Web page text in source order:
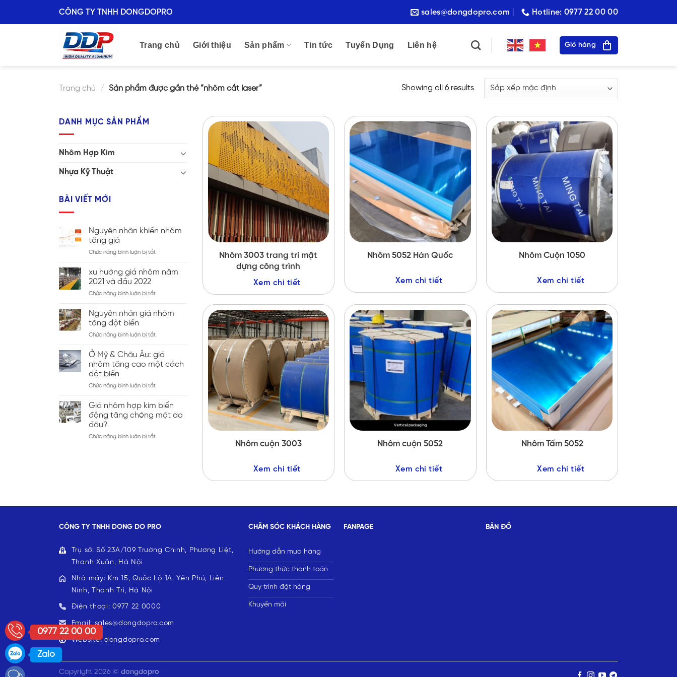
CÔNG TY TNHH DONGDOPRO sales@dongdopro.com Hotline: 0977 22 00 00
Trang chủ Giới thiệu Sản phẩm Tin tức Tuyển Dụng Liên hệ Giỏ hàng
Trang chủ / Sản phẩm được gắn thẻ “nhôm cắt laser” Showing all 6 results
DANH MỤC SẢN PHẨM
Nhôm Hợp Kim
Nhựa Kỹ Thuật
BÀI VIẾT MỚI
Nguyên nhân khiến nhôm
tăng giá
Chức năng bình luận bị tắtở
nhân
tăng
xu hướng giá nhôm năm
2021 và đầu 2022
Chức năng bình luận bị tắtở
hướng
năm
và
đầu
2022
Nguyên nhân giá nhôm
tăng đột biến
Chức năng bình luận bị tắtở
nhân
giá
nhôm
đột
Ở Mỹ & Châu Âu: giá
nhôm tăng cao một cách
đột biến
Chức năng bình luận bị tắtở
Mỹ
Châu
giá
Giá nhôm hợp kim biến
động tăng chóng mặt do
đâu?
Chức năng bình luận bị tắtở
đâu?
Nhôm 3003 trang trí mặt
dựng công trình
Xem chi tiết
Nhôm 5052 Hàn Quốc
Xem chi tiết
Nhôm Cuộn 1050
Xem chi tiết
Nhôm cuộn 3003
Xem chi tiết
Nhôm cuộn 5052
Xem chi tiết
Nhôm Tấm 5052
Xem chi tiết
CÔNG TY TNHH DONG DO PRO
Trụ sở: Số 23A/109 Trường Chinh, Phương Liệt,
Thanh Xuân, Hà Nội
Nhà máy: Km 15, Quốc Lộ 1A, Yên Phú, Liên
Ninh, Thanh Trì, Hà Nội
Điện thoại: 0977 22 0000
Email: sales@dongdopro.com
Website: dongdopro.com
CHĂM SÓC KHÁCH HÀNG
Hướng dẫn mua hàng
Phương thức thanh toán
Quy trình đặt hàng
Khuyến mãi
FANPAGE BẢN ĐỒ
Copyright 2026 © dongdopro
0977 22 00 00
Zalo